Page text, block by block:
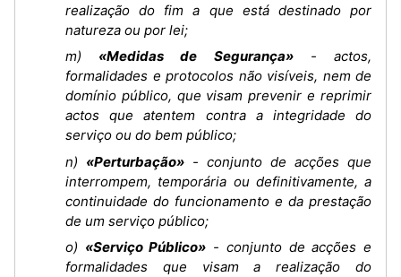
realização do fim a que está destinado por
natureza ou por lei;
m) «Medidas de Segurança»- actos,
formalidades e protocolos não visíveis, nem de
domínio público, que visam prevenir e reprimir
actos que atentem contra a integridade do
serviço ou do bem público;
n) «Perturbação» - conjunto de acções que
interrompem, temporária ou definitivamente, a
continuidade do funcionamento e da prestação
de um serviço público;
o) «Serviço Público» - conjunto de acções e
formalidades que visam a realização do